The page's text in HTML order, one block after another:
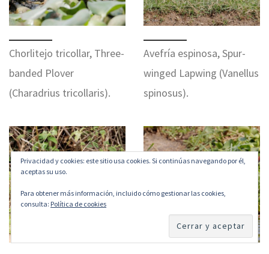
Chorlitejo tricollar, Three-
banded Plover
(Charadrius tricollaris).
Avefría espinosa, Spur-
winged Lapwing (Vanellus
spinosus).
Privacidad y cookies: este sitio usa cookies. Si continúas navegando por él,
aceptas su uso.
Para obtener más información, incluido cómo gestionar las cookies,
consulta: Política de cookies